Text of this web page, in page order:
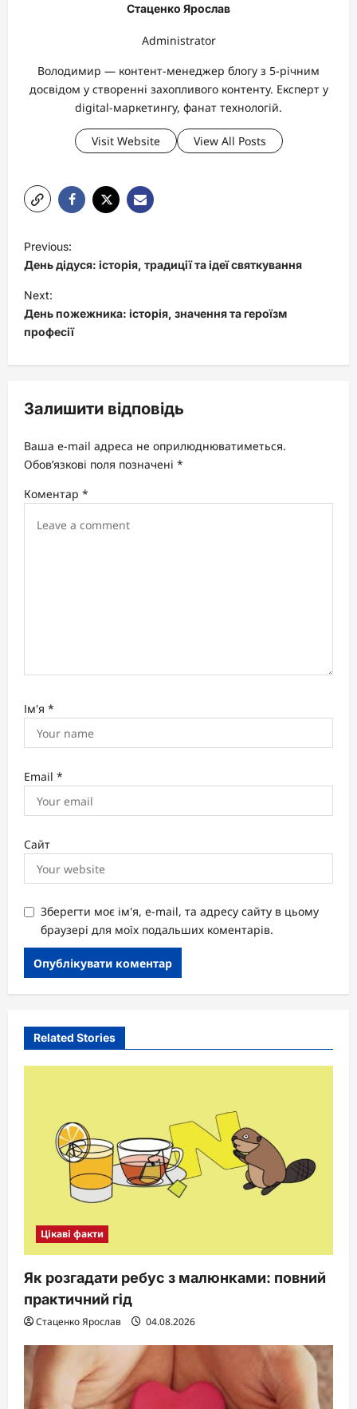
Стаценко Ярослав
Administrator
Володимир — контент-менеджер блогу з 5-річним
досвідом у створенні захопливого контенту. Експерт у
digital-маркетингу, фанат технологій.
Visit Website View All Posts
P
o
s
t
n
a
i
a
i
Previous:
День дідуся: історія, традиції та ідеї святкування
Next:
День пожежника: історія, значення та героїзм
професії
Залишити відповідь
Ваша e-mail адреса не оприлюднюватиметься.
Обов’язкові поля позначені *
Коментар *
Ім'я *
Email *
Сайт
Зберегти моє ім'я, e-mail, та адресу сайту в цьому
браузері для моїх подальших коментарів.
Related Stories
Цікаві факти
Як розгадати ребус з малюнками: повний
практичний гід
Стаценко Ярослав 04.08.2026